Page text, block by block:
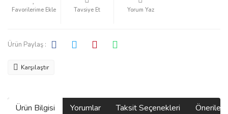
Tavsiye Et Yorum Yaz
Ürün Paylaş :
Karşılaştır
Ürün Bilgisi Yorumlar Taksit Seçenekleri